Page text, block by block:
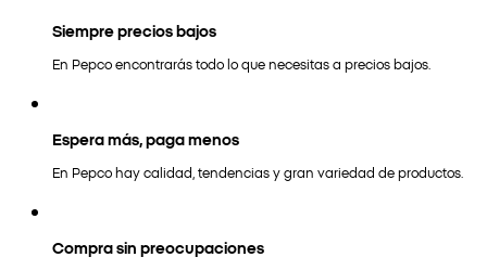
Siempre precios bajos
En Pepco encontrarás todo lo que necesitas a precios bajos.
Espera más, paga menos
En Pepco hay calidad, tendencias y gran variedad de productos.
Compra sin preocupaciones